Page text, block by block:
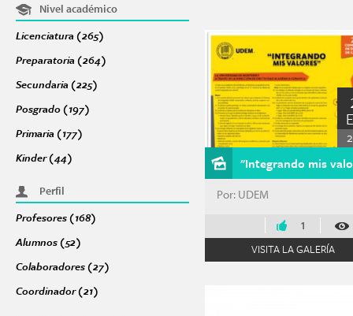
Nivel académico
Licenciatura (265) Apply Licenciatura filter
Preparatoria (264) Apply Preparatoria filter
Secundaria (225)
Posgrado (197)
Primaria (177)
Kinder (44)
Perfil
Profesores (168)
Alumnos (52)
Colaboradores (27) Apply Colaboradores filter
Coordinador (21)
"Integrando mis
Por: UDEM
1
VISITA LA GALERÍA